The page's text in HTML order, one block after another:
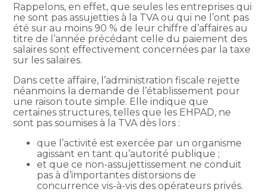
Rappelons, en effet, que seules les entreprises qui
ne sont pas assujetties à la TVA ou qui ne l’ont pas
été sur au moins 90 % de leur chiffre d’affaires au
titre de l’année précédant celle du paiement des
salaires sont effectivement concernées par la taxe
sur les salaires.
Dans cette affaire, l’administration fiscale rejette
néanmoins la demande de l’établissement pour
une raison toute simple. Elle indique que
certaines structures, telles que les EHPAD, ne
sont pas soumises à la TVA dès lors :
que l’activité est exercée par un organisme
agissant en tant qu’autorité publique ;
et que ce non-assujettissement ne conduit
pas à d’importantes distorsions de
concurrence vis-à-vis des opérateurs privés.